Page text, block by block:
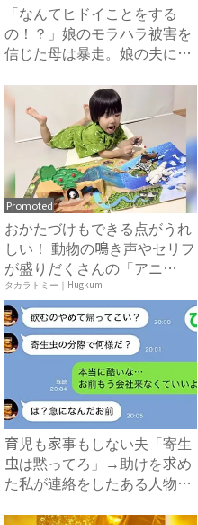
「なんてヒドイことをする
の！？」娘のモラハラ被害を
信じた母は暴走。娘の夫に電
Promoted
おかたづけもできる点がうれ
しい！ 動物の鳴き声やセリフ
が盛りだくさんの「アニ
ア ...
タカラトミー｜Hugkum
育児も家事もしない夫「寄生
虫は黙ってろ」→助けを求め
た私が連絡をしたある人物と